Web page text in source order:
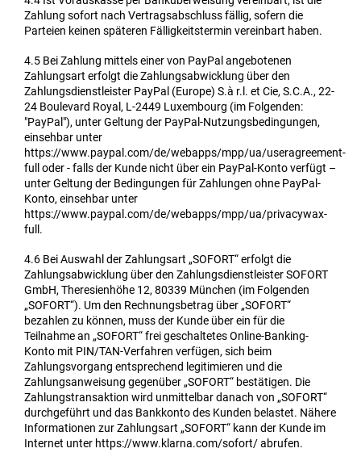
Zahlung sofort nach Vertragsabschluss fällig, sofern die
Parteien keinen späteren Fälligkeitstermin vereinbart haben.
4.5 Bei Zahlung mittels einer von PayPal angebotenen
Zahlungsart erfolgt die Zahlungsabwicklung über den
Zahlungsdienstleister PayPal (Europe) S.à r.l. et Cie, S.C.A., 22-
24 Boulevard Royal, L-2449 Luxembourg (im Folgenden:
"PayPal"), unter Geltung der PayPal-Nutzungsbedingungen,
einsehbar unter
https://www.paypal.com/de/webapps/mpp/ua/useragreement-
full oder - falls der Kunde nicht über ein PayPal-Konto verfügt –
unter Geltung der Bedingungen für Zahlungen ohne PayPal-
Konto, einsehbar unter
https://www.paypal.com/de/webapps/mpp/ua/privacywax-
full.
4.6 Bei Auswahl der Zahlungsart „SOFORT“ erfolgt die
Zahlungsabwicklung über den Zahlungsdienstleister SOFORT
GmbH, Theresienhöhe 12, 80339 München (im Folgenden
„SOFORT“). Um den Rechnungsbetrag über „SOFORT“
bezahlen zu können, muss der Kunde über ein für die
Teilnahme an „SOFORT“ frei geschaltetes Online-Banking-
Konto mit PIN/TAN-Verfahren verfügen, sich beim
Zahlungsvorgang entsprechend legitimieren und die
Zahlungsanweisung gegenüber „SOFORT“ bestätigen. Die
Zahlungstransaktion wird unmittelbar danach von „SOFORT“
durchgeführt und das Bankkonto des Kunden belastet. Nähere
Informationen zur Zahlungsart „SOFORT“ kann der Kunde im
Internet unter https://www.klarna.com/sofort/ abrufen.